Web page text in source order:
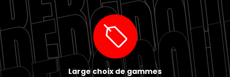
Large choix de gammes